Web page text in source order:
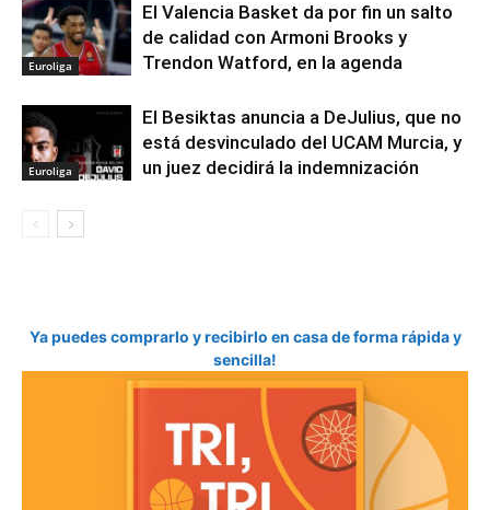
Euroliga
El Valencia Basket da por fin un salto
de calidad con Armoni Brooks y
Trendon Watford, en la agenda
Euroliga
El Besiktas anuncia a DeJulius, que no
está desvinculado del UCAM Murcia, y
un juez decidirá la indemnización
Ya puedes comprarlo y recibirlo en casa de forma rápida y
sencilla!